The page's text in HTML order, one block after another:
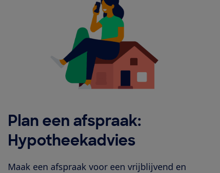
Plan een afspraak:
Hypotheekadvies
Maak een afspraak voor een vrijblijvend en